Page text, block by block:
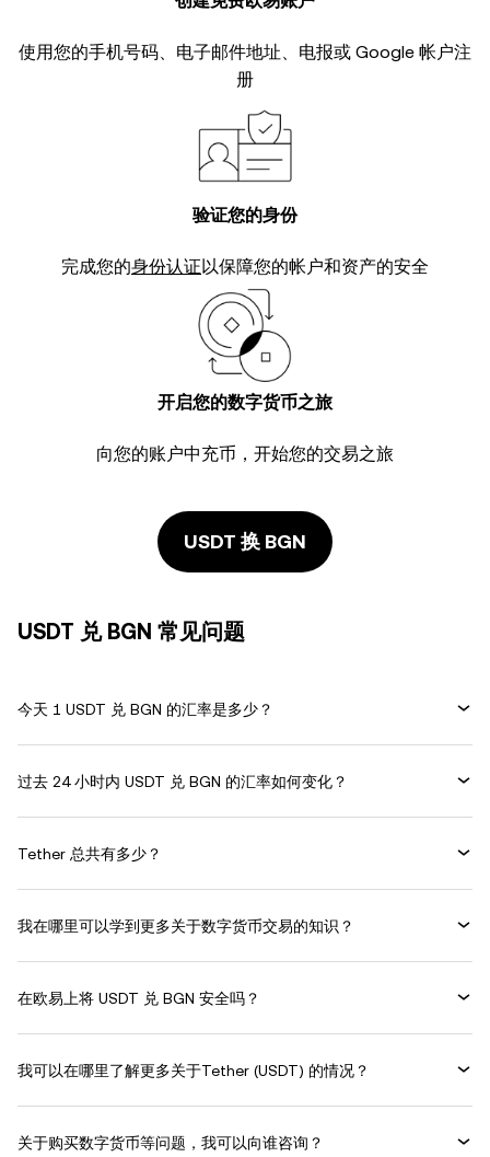
使用您的手机号码、电子邮件地址、电报或 Google 帐户注
册
验证您的身份
完成您的身份认证以保障您的帐户和资产的安全
开启您的数字货币之旅
向您的账户中充币，开始您的交易之旅
USDT 换 BGN
USDT 兑 BGN 常见问题
今天 1 USDT 兑 BGN 的汇率是多少？
过去 24 小时内 USDT 兑 BGN 的汇率如何变化？
Tether 总共有多少？
我在哪里可以学到更多关于数字货币交易的知识？
在欧易上将 USDT 兑 BGN 安全吗？
我可以在哪里了解更多关于Tether (USDT) 的情况？
关于购买数字货币等问题，我可以向谁咨询？